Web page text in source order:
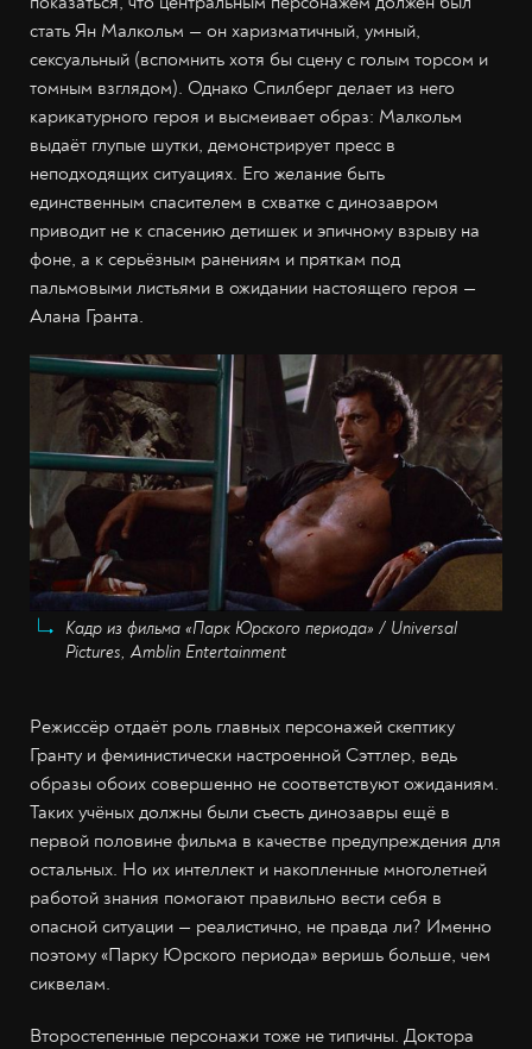
стать Ян Малкольм — он харизматичный, умный,
сексуальный (вспомнить хотя бы сцену с голым торсом и
томным взглядом). Однако Спилберг делает из него
карикатурного героя и высмеивает образ: Малкольм
выдаёт глупые шутки, демонстрирует пресс в
неподходящих ситуациях. Его желание быть
единственным спасителем в схватке с динозавром
приводит не к спасению детишек и эпичному взрыву на
фоне, а к серьёзным ранениям и пряткам под
пальмовыми листьями в ожидании настоящего героя —
Алана Гранта.
Кадр из фильма «Парк Юрского периода» / Universal
Pictures, Amblin Entertainment
Режиссёр отдаёт роль главных персонажей скептику
Гранту и феминистически настроенной Сэттлер, ведь
образы обоих совершенно не соответствуют ожиданиям.
Таких учёных должны были съесть динозавры ещё в
первой половине фильма в качестве предупреждения для
остальных. Но их интеллект и накопленные многолетней
работой знания помогают правильно вести себя в
опасной ситуации — реалистично, не правда ли? Именно
поэтому «Парку Юрского периода» веришь больше, чем
сиквелам.
Второстепенные персонажи тоже не типичны. Доктора